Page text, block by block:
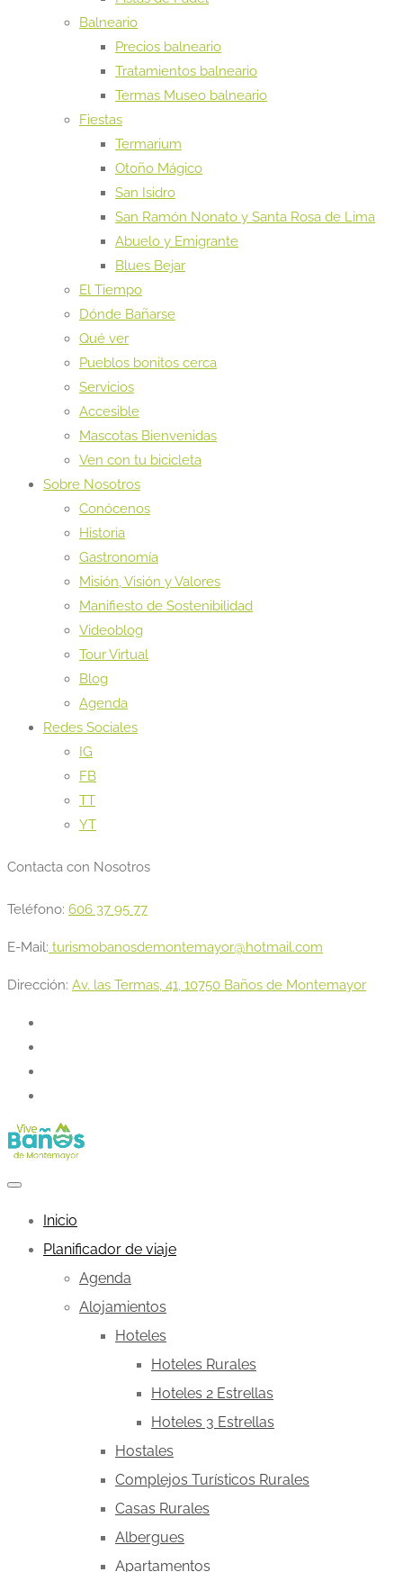
Balneario
Precios balneario
Tratamientos balneario
Termas Museo balneario
Fiestas
Termarium
Otoño Mágico
San Isidro
San Ramón Nonato y Santa Rosa de Lima
Abuelo y Emigrante
Blues Bejar
El Tiempo
Dónde Bañarse
Qué ver
Pueblos bonitos cerca
Servicios
Accesible
Mascotas Bienvenidas
Ven con tu bicicleta
Sobre Nosotros
Conócenos
Historia
Gastronomía
Misión, Visión y Valores
Manifiesto de Sostenibilidad
Videoblog
Tour Virtual
Blog
Agenda
Redes Sociales
IG
FB
TT
YT
Contacta con Nosotros
Teléfono: 606 37 95 77
E-Mail: turismobanosdemontemayor@hotmail.com
Dirección: Av. las Termas, 41, 10750 Baños de Montemayor
Inicio
Planificador de viaje
Agenda
Alojamientos
Hoteles
Hoteles Rurales
Hoteles 2 Estrellas
Hoteles 3 Estrellas
Hostales
Complejos Turísticos Rurales
Casas Rurales
Albergues
Apartamentos